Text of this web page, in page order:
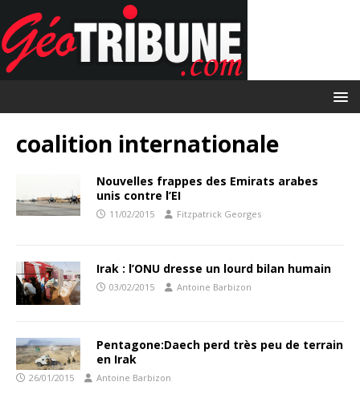
coalition internationale
Nouvelles frappes des Emirats arabes
unis contre l’EI
11/02/2015 Fitzpatrick Georges
Irak : l’ONU dresse un lourd bilan humain
03/02/2015 Antoine Barbizon
Pentagone:Daech perd très peu de terrain
en Irak
26/01/2015 Antoine Barbizon